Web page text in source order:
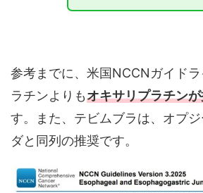
参考までに、米国NCCNガイド
ラチンよりもオキサリプラチン
す。また、テビムブラは、オプ
ダと同列の推奨です。